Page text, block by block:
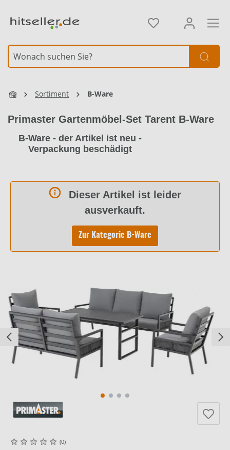
Sortiment B-Ware
Primaster Gartenmöbel-Set Tarent B-Ware
B-Ware - der Artikel ist neu -
Verpackung beschädigt
Dieser Artikel ist leider
ausverkauft.
Zur Kategorie B-Ware
(0)